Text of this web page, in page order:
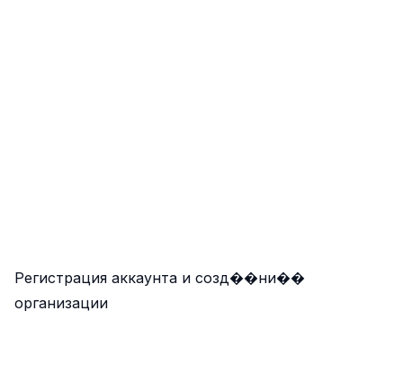
Регистрация аккаунта и созд��ни��
организации